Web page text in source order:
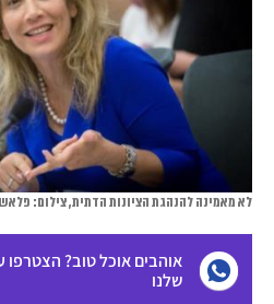
לא מאמינה להנהגת הציונות הדתית, צילום: פלאש 90. מרים אלסטר
אוהבים אוכל טוב?
שלנו